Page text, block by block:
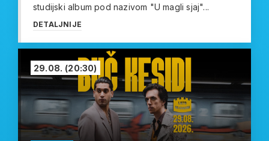
studijski album pod nazivom "U magli sjaj"...
DETALJNIJE
29.08. (20:30)